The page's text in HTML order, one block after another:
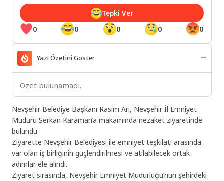
0 0 0 0 0
Tepki Ver
Yazı Özetini Göster
Özet bulunamadı.
Nevşehir Belediye Başkanı Rasim Arı, Nevşehir İl Emniyet
Müdürü Serkan Karaman’a makamında nezaket ziyaretinde
bulundu.
Ziyarette Nevşehir Belediyesi ile emniyet teşkilatı arasında
var olan iş birliğinin güçlendirilmesi ve atılabilecek ortak
adımlar ele alındı.
Ziyaret sırasında, Nevşehir Emniyet Müdürlüğü’nün şehirdeki